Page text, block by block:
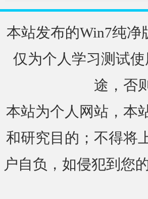
本站发布的Win7纯净
仅为个人学习测试
途，否
本站为个人网站，本
和研究目的；不得将
户自负，如侵犯到您